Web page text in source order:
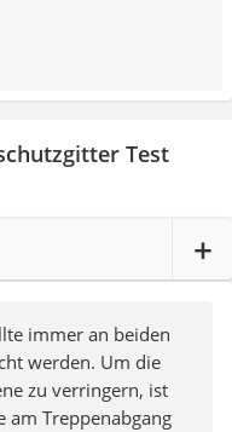
Test
immer an beiden
werden. Um die
zu verringern, ist
am Treppenabgang